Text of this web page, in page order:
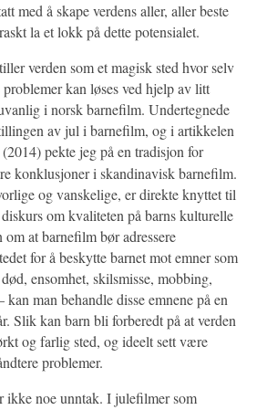
med å skape verdens aller, aller beste
la et lokk på dette potensialet.
verden som et magisk sted hvor selv
kan løses ved hjelp av litt
i norsk barnefilm. Undertegnede
av jul i barnefilm, og i artikkelen
(2014) pekte jeg på en tradisjon for
konklusjoner i skandinavisk barnefilm.
og vanskelige, er direkte knyttet til
om kvaliteten på barns kulturelle
at barnefilm bør adressere
for å beskytte barnet mot emner som
ensomhet, skilsmisse, mobbing,
kan man behandle disse emnene på en
Slik kan barn bli forberedt på at verden
og farlig sted, og ideelt sett være
problemer.
ikke noe unntak. I julefilmer som